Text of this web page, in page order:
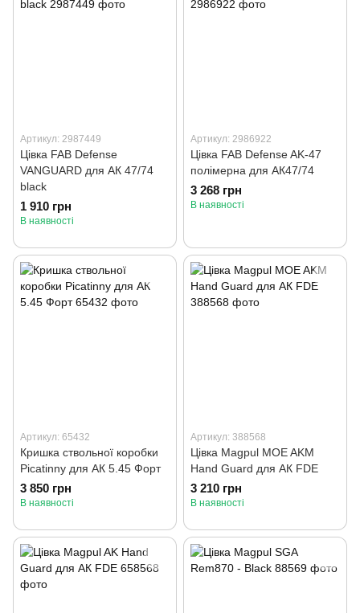
Артикул: 2987449
Цівка FAB Defense
VANGUARD для АК 47/74
black
1 910 грн
В наявності
Артикул: 2986922
Цівка FAB Defense AK-47
полімерна для АК47/74
3 268 грн
В наявності
Артикул: 65432
Кришка ствольної коробки
Picatinny для АК 5.45 Форт
3 850 грн
В наявності
Артикул: 388568
Цівка Magpul MOE AKM
Hand Guard для АК FDE
3 210 грн
В наявності